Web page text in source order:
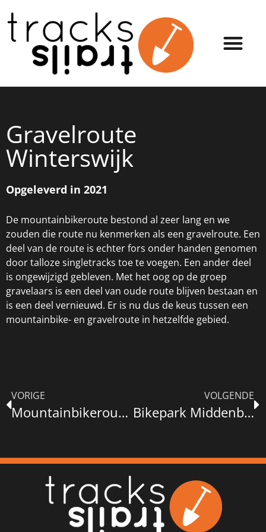
Gravelroute
Winterswijk
Opgeleverd in 2021
De mountainbikeroute bestond al zeer lang en we
zouden die route nu kenmerken als een gravelroute. Een
deel van de route is echter fors onder handen genomen
door talloze singletracks toe te voegen. Een ander deel
is ongewijzigd gebleven. Met het oog op de groep
gravelaars is een deel van oude route blijven bestaan en
is een deel vernieuwd. Er is nu dus de keus tussen een
mountainbike- en gravelroute in hetzelfde gebied.
VORIGE
Mountainbikeroute Winterswijk
VOLGENDE
Bikepark Middenberm (Den Haag)